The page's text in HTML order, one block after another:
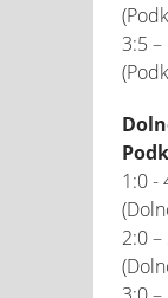
3:5 –
1:0 -
2:0